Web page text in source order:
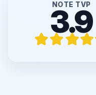
NOTE TVP
3.9